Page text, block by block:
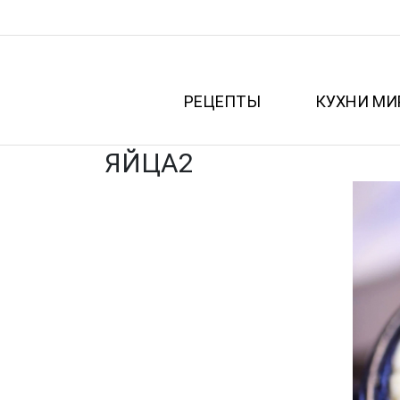
РЕЦЕПТЫ КУХНИ
ЯЙЦА2